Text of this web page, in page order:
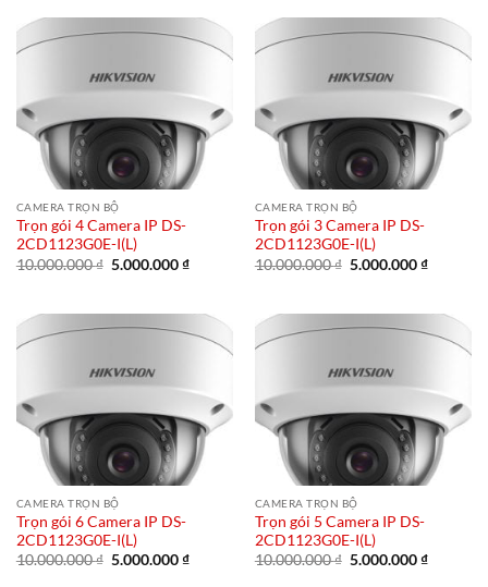
5.000.000 ₫.
CAMERA TRỌN BỘ
Trọn gói 4 Camera IP DS-
2CD1123G0E-I(L)
10.000.000₫ Giá
5.000.000₫Giá
5.000.000 ₫.
CAMERA TRỌN BỘ
Trọn gói 3 Camera IP DS-
2CD1123G0E-I(L)
10.000.000₫ Giá
5.000.000₫Giá
CAMERA TRỌN BỘ
Trọn gói 6 Camera IP DS-
2CD1123G0E-I(L)
10.000.000₫ Giá
5.000.000₫Giá
CAMERA TRỌN BỘ
Trọn gói 5 Camera IP DS-
2CD1123G0E-I(L)
10.000.000₫ Giá
5.000.000₫Giá